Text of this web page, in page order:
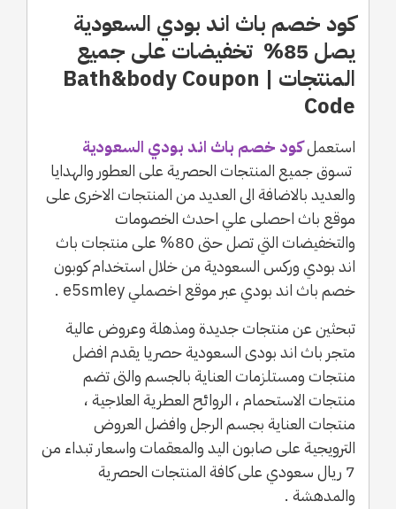
كود خصم باث اند بودي السعودية
يصل 85% تخفيضات على جميع
المنتجات | Bath&body Coupon
Code
استعملكود خصم باث اند بودي السعودية
تسوق جميع المنتجات الحصرية على العطور والهدايا
والعديد بالاضافة الى العديد من المنتجات الاخرى على
موقع باث احصلى علي احدث الخصومات
والتخفيضات التي تصل حتى 80% على منتجات باث
اند بودي وركس السعودية من خلال استخدام كوبون
خصم باث اند بودي عبر موقع اخصملي e5smley .
تبحثين عن منتجات جديدة ومذهلة وعروض عالية
متجر باث اند بودى السعودية حصريا يقدم افضل
منتجات ومستلزمات العناية بالجسم والتى تضم
منتجات الاستحمام ، الروائح العطرية العلاجية ،
منتجات العناية بجسم الرجل وافضل العروض
الترويجية على صابون اليد والمعقمات واسعار تبداء من
7 ريال سعودي على كافة المنتجات الحصرية
والمدهشة .